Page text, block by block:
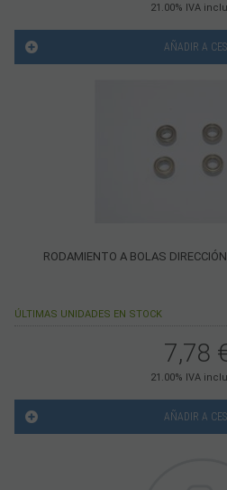
21.00% IVA
AÑADIR A
RODAMIENTO A BOLAS
ÚLTIMAS UNIDADES EN STOCK
7,78
21.00% IVA
AÑADIR A